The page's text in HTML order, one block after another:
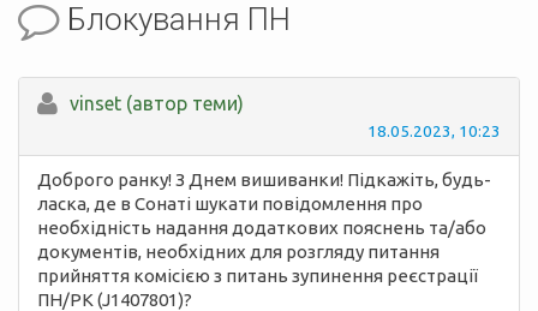
Блокування ПН
vinset (автор теми)
18.05.2023, 10:23
Доброго ранку! З Днем вишиванки! Підкажіть, будь-
ласка, де в Сонаті шукати повiдомлення про
необхiднiсть надання додаткових пояснень та/або
документiв, необхiдних для розгляду питання
прийняття комiсiєю з питань зупинення реєстрацiї
ПН/РК (J1407801)?